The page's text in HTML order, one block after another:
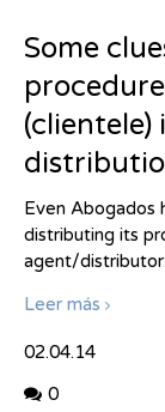
Some
Even Abogados
distributing its
agent/
Leer más
02.04.14
0